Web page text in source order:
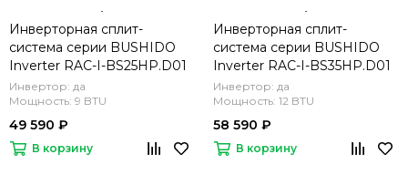
Инверторная сплит-
система серии BUSHIDO
Inverter RAC-I-BS25HP.D01
(комплект)
Инвертор: да
Мощность: 9 BTU
49 590 ₽
В корзину
Инверторная сплит-
система серии BUSHIDO
Inverter RAC-I-BS35HP.D01
(комплект)
Инвертор: да
Мощность: 12 BTU
58 590 ₽
В корзину